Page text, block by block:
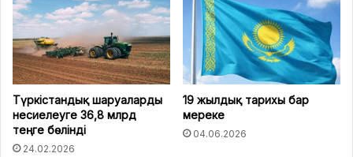
Түркістандық шаруаларды
несиелеуге 36,8 млрд
теңге бөлінді
24.02.2026
19 жылдық тарихы бар
мереке
04.06.2026